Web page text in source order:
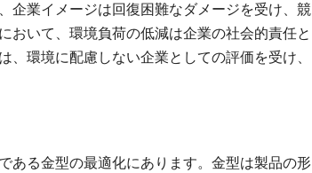
企業イメージは回復困難なダメージを受け、競
おいて、環境負荷の低減は企業の社会的責任と
環境に配慮しない企業としての評価を受け、
ある金型の最適化にあります。金型は製品の形